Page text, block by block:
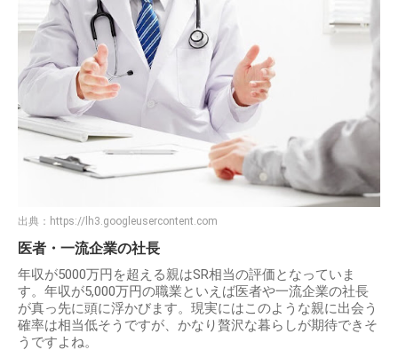
出典： https://lh3.googleusercontent.com
医者・一流企業の社長
年収が5000万円を超える親はSR相当の評価となっていま
す。年収が5,000万円の職業といえば医者や一流企業の社長
が真っ先に頭に浮かびます。現実にはこのような親に出会う
確率は相当低そうですが、かなり贅沢な暮らしが期待できそ
うですよね。